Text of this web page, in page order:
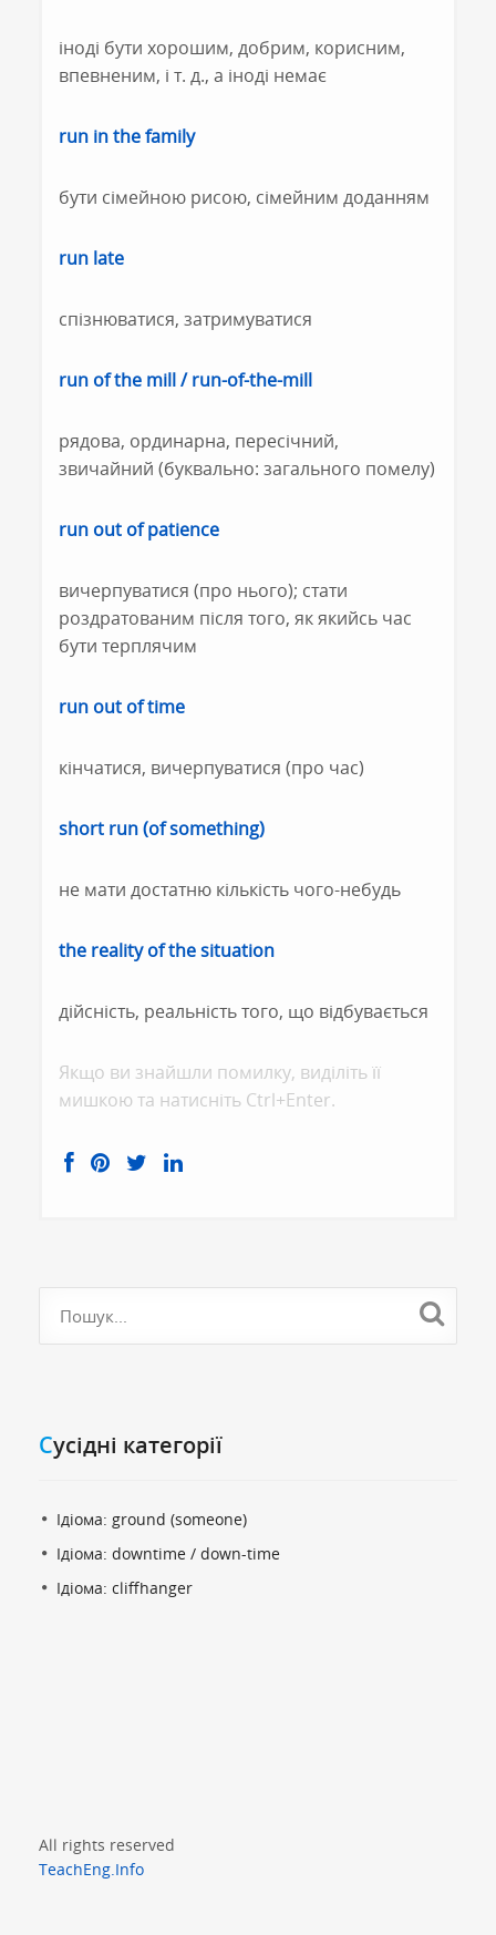
іноді бути хорошим, добрим, корисним,
впевненим, і т. д., а іноді немає
run in the family
бути сімейною рисою, сімейним доданням
run late
спізнюватися, затримуватися
run of the mill / run-of-the-mill
рядова, ординарна, пересічний,
звичайний (буквально: загального помелу)
run out of patience
вичерпуватися (про нього); стати
роздратованим після того, як якийсь час
бути терплячим
run out of time
кінчатися, вичерпуватися (про час)
short run (of something)
не мати достатню кількість чого-небудь
the reality of the situation
дійсність, реальність того, що відбувається
Якщо ви знайшли помилку, видiлiть її
мишкою та натисніть Ctrl+Enter.
Cусідні категорії
Ідіома: ground (someone)
Ідіома: downtime / down-time
Ідіома: cliffhanger
All rights reserved
TeachEng.Info